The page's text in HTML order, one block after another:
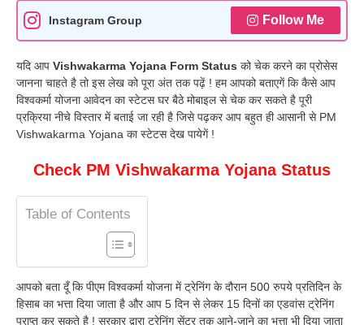
Instagram Group Follow Me
यदि आप Vishwakarma Yojana Form Status को चेक करने का प्रोसेस
जानना चाहते है तो इस लेख को पूरा अंत तक पढ़ें ! हम आपको बताएगें कि कैसे आप
विश्वकर्मा योजना आवेदन का स्टेटस घर बैठे मोबाइल से चेक कर सकते है पूरी
प्रक्रिया नीचे विस्तार में बताई जा रही है जिसे पढ़कर आप बहुत ही आसानी से PM
Vishwakarma Yojana का स्टेटस देख पायेगें !
Check PM Vishwakarma Yojana Status
Table of Contents
आपको बता दूँ कि पीएम विश्वकर्मा योजना में ट्रेनिंग के दौरान 500 रुपये प्रतिदिन के
हिसाब का भत्ता दिया जाता है और आप 5 दिन से लेकर 15 दिनों का एडवांस ट्रेनिंग
प्राप्त कर सकते है ! सरकार द्वारा ट्रेनिंग सेंटर तक आने-जाने का भत्ता भी दिया जाता